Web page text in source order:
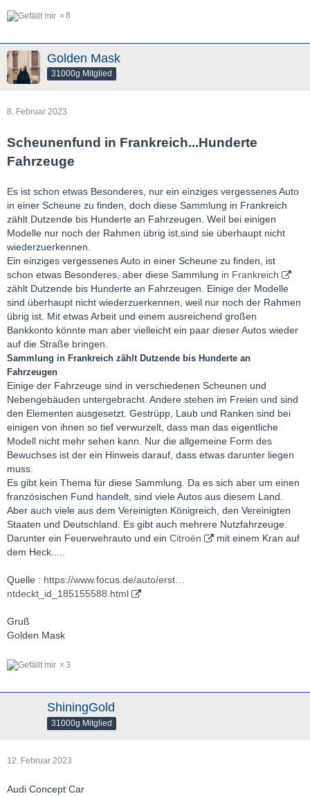
8
Golden Mask
31000g Mitglied
8. Februar 2023
Scheunenfund in Frankreich...Hunderte
Fahrzeuge
Es ist schon etwas Besonderes, nur ein einziges vergessenes Auto
in einer Scheune zu finden, doch diese Sammlung in Frankreich
zählt Dutzende bis Hunderte an Fahrzeugen. Weil bei einigen
Modelle nur noch der Rahmen übrig ist,sind sie überhaupt nicht
wiederzuerkennen.
Ein einziges vergessenes Auto in einer Scheune zu finden, ist
schon etwas Besonderes, aber diese Sammlung in Frankreich
zählt Dutzende bis Hunderte an Fahrzeugen. Einige der Modelle
sind überhaupt nicht wiederzuerkennen, weil nur noch der Rahmen
übrig ist. Mit etwas Arbeit und einem ausreichend großen
Bankkonto könnte man aber vielleicht ein paar dieser Autos wieder
auf die Straße bringen.
Sammlung in Frankreich zählt Dutzende bis Hunderte an
Fahrzeugen
Einige der Fahrzeuge sind in verschiedenen Scheunen und
Nebengebäuden untergebracht. Andere stehen im Freien und sind
den Elementen ausgesetzt. Gestrüpp, Laub und Ranken sind bei
einigen von ihnen so tief verwurzelt, dass man das eigentliche
Modell nicht mehr sehen kann. Nur die allgemeine Form des
Bewuchses ist der ein Hinweis darauf, dass etwas darunter liegen
muss.
Es gibt kein Thema für diese Sammlung. Da es sich aber um einen
französischen Fund handelt, sind viele Autos aus diesem Land.
Aber auch viele aus dem Vereinigten Königreich, den Vereinigten
Staaten und Deutschland. Es gibt auch mehrere Nutzfahrzeuge.
Darunter ein Feuerwehrauto und ein Citroën
mit einem Kran auf
dem Heck.....
Quelle : https://www.focus.de/auto/erst…
ntdeckt_id_185155588.html
Gruß
Golden Mask
3
ShiningGold
31000g Mitglied
12. Februar 2023
Audi Concept Car